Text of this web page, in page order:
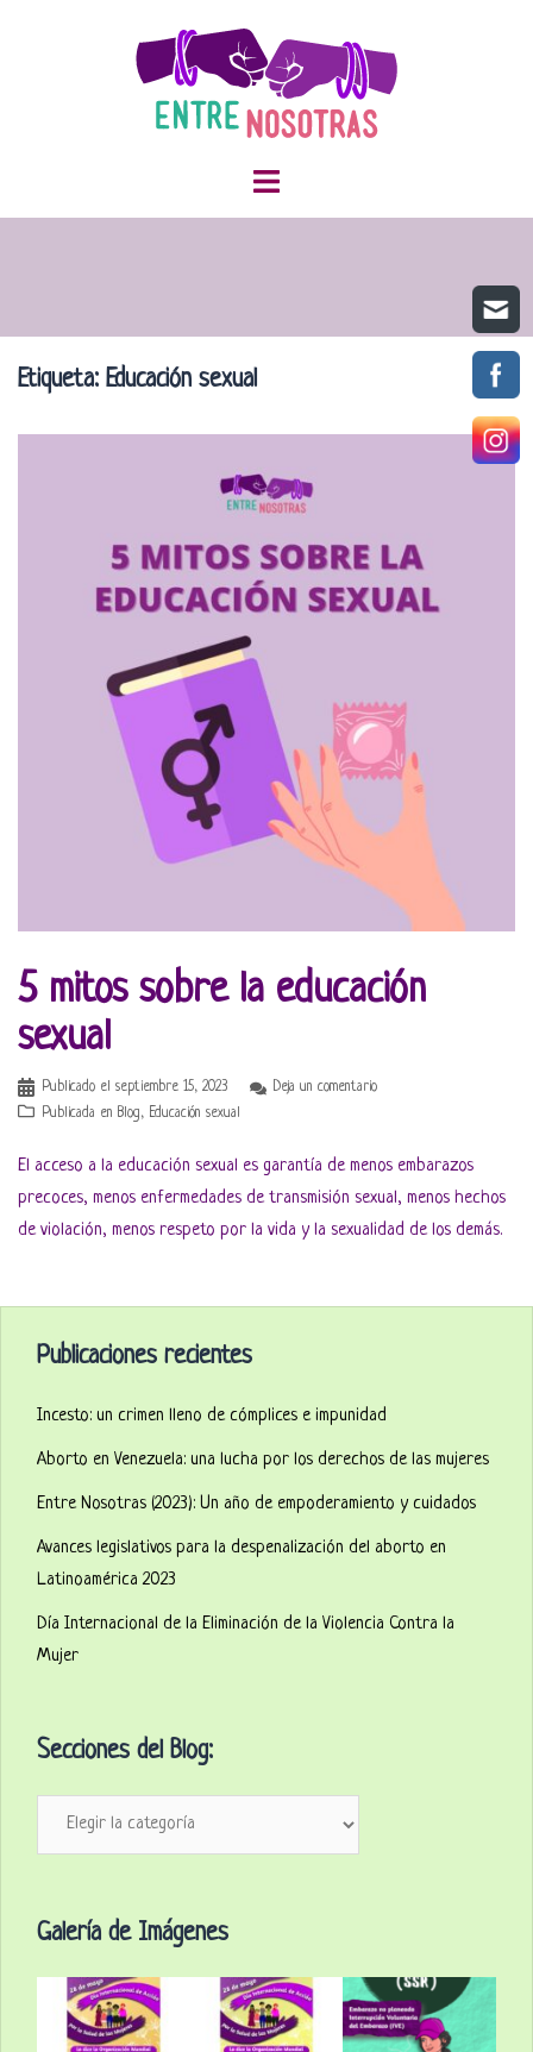
Etiqueta: Educación sexual
5 mitos sobre la educación
sexual
Publicado el septiembre 15, 2023
Deja un comentario
Publicada en Blog, Educación sexual
El acceso a la educación sexual es garantía de menos embarazos
precoces, menos enfermedades de transmisión sexual, menos hechos
de violación, menos respeto por la vida y la sexualidad de los demás.
Publicaciones recientes
Incesto: un crimen lleno de cómplices e impunidad
Aborto en Venezuela: una lucha por los derechos de las mujeres
Entre Nosotras (2023): Un año de empoderamiento y cuidados
Avances legislativos para la despenalización del aborto en
Latinoamérica 2023
Día Internacional de la Eliminación de la Violencia Contra la
Mujer
Secciones del Blog:
Galería de Imágenes